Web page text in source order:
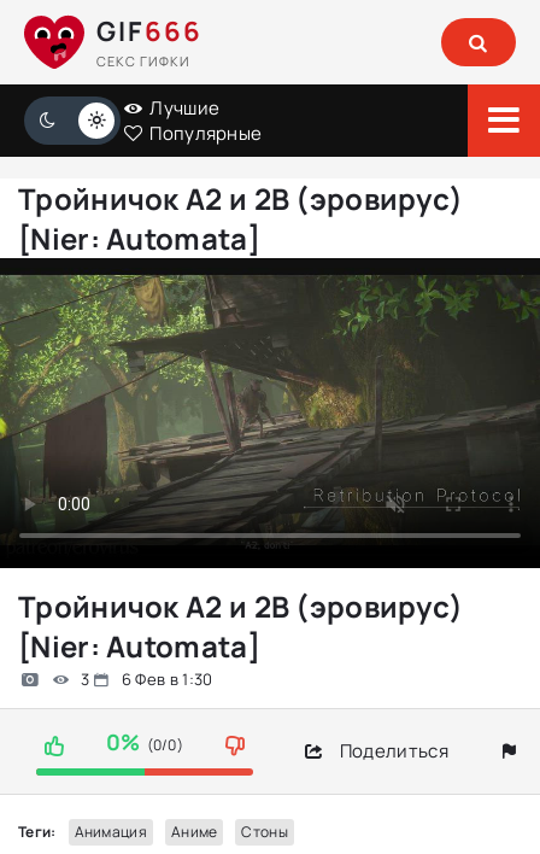
GIF666
СЕКС ГИФКИ
Лучшие
Популярные
Тройничок A2 и 2B (эровирус)
[Nier: Automata]
Тройничок A2 и 2B (эровирус)
[Nier: Automata]
3 6 Фев в 1:30
0% (0/0) Поделиться
Теги: Анимация Аниме Стоны